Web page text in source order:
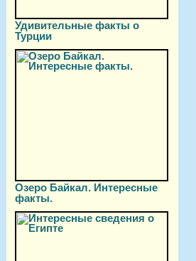
Удивительные факты о
Турции
Озеро Байкал. Интересные
факты.